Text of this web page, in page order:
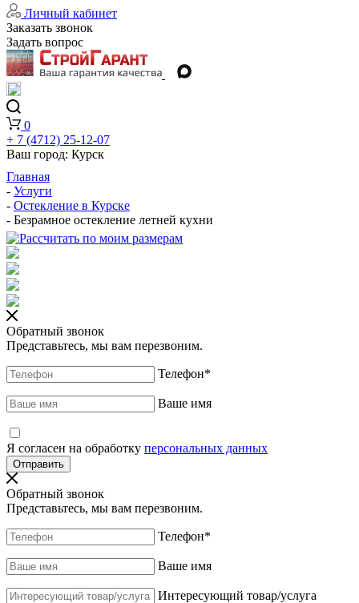
Личный кабинет
Заказать звонок
Задать вопрос
0
+ 7 (4712) 25-12-07
Ваш город: Курск
Главная
- Услуги
- Остекление в Курске
- Безрамное остекление летней кухни
Обратный звонок
Представьтесь, мы вам перезвоним.
Телефон*
Ваше имя
Я согласен на обработку персональных данных
Обратный звонок
Представьтесь, мы вам перезвоним.
Телефон*
Ваше имя
Интересующий товар/услуга